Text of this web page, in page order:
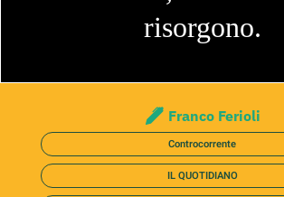
risorgono.
Franco Ferioli
Controcorrente
IL QUOTIDIANO